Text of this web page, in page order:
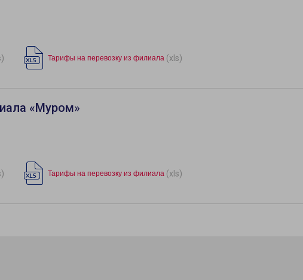
Тарифы на перевозку из филиала (xls)
«Муром»
Тарифы на перевозку из филиала (xls)